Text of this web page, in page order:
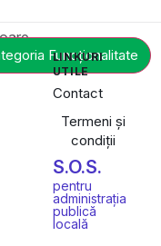
Funcționalitate
LINKURI
UTILE
Contact
Termeni și
condiții
S.O.S.
pentru
administrația
publică
locală